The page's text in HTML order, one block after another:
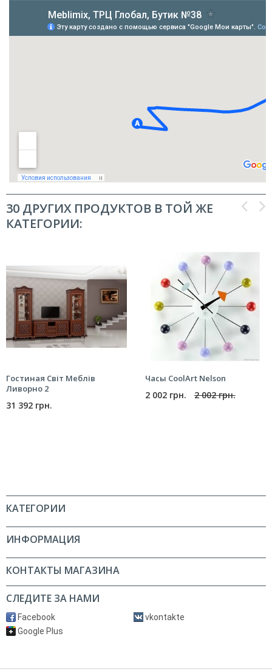
30 ДРУГИХ ПРОДУКТОВ В ТОЙ ЖЕ
КАТЕГОРИИ:
Гостиная Світ Меблів
Ливорно 2
31 392 грн.
Часы CoolArt Nelson
2 002 грн. 2 002 грн.
КАТЕГОРИИ
ИНФОРМАЦИЯ
КОНТАКТЫ МАГАЗИНА
СЛЕДИТЕ ЗА НАМИ
Facebook
vkontakte
Google Plus